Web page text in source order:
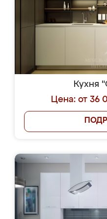
Кухня
Цена: от 36